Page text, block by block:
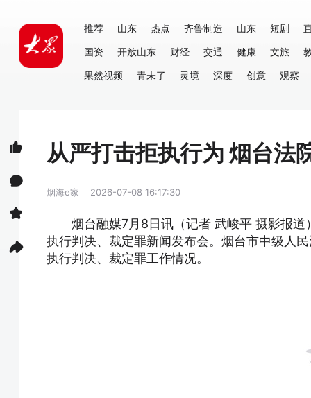
推荐 山东 热点 齐鲁制造 山东 短剧
国资
开放山东 财经 交通 健康 文旅
果然视频
青未了 灵境 深度 创意 观察
从严打击拒执行为 烟台法
烟海e家 2026-07-08 16:17:30
烟台融媒7月8日讯（记者 武峻平 摄影报
执行判决、裁定罪新闻发布会。烟台市中级人
执行判决、裁定罪工作情况。